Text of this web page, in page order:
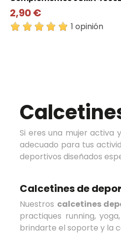
2,90 €
1 opinión
Si eres una mujer activa
adecuado para tus
deportivos diseñados
Calcetines de
Nuestros calcetines
practiques running,
brindarte el soporte y la